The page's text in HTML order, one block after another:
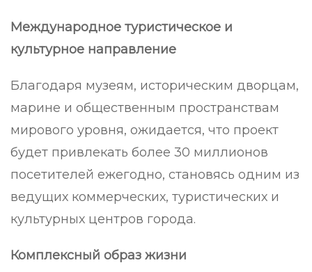
Международное туристическое и
культурное направление
Благодаря музеям, историческим дворцам,
марине и общественным пространствам
мирового уровня, ожидается, что проект
будет привлекать более 30 миллионов
посетителей ежегодно, становясь одним из
ведущих коммерческих, туристических и
культурных центров города.
Комплексный образ жизни